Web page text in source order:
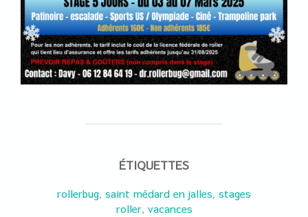
ÉTIQUETTES
rollerbug, saint médard en jalles, stages
roller, vacances